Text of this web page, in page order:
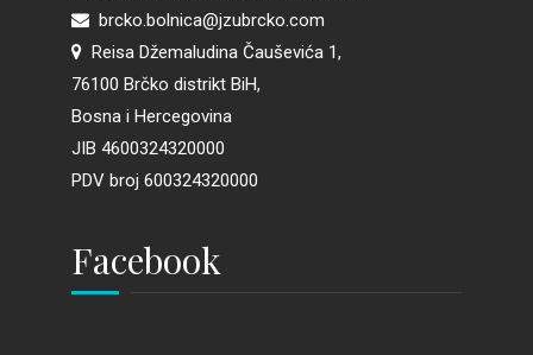
brcko.bolnica@jzubrcko.com
Reisa Džemaludina Čauševića 1,
76100 Brčko distrikt BiH,
Bosna i Hercegovina
JIB 4600324320000
PDV broj 600324320000
Facebook